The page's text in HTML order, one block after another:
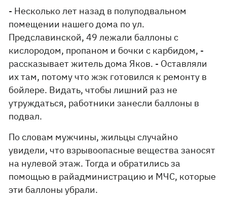
- Несколько лет назад в полуподвальном
помещении нашего дома по ул.
Предславинской, 49 лежали баллоны с
кислородом, пропаном и бочки с карбидом, -
рассказывает житель дома Яков. - Оставляли
их там, потому что жэк готовился к ремонту в
бойлере. Видать, чтобы лишний раз не
утруждаться, работники занесли баллоны в
подвал.
По словам мужчины, жильцы случайно
увидели, что взрывоопасные вещества заносят
на нулевой этаж. Тогда и обратились за
помощью в райадминистрацию и МЧС, которые
эти баллоны убрали.